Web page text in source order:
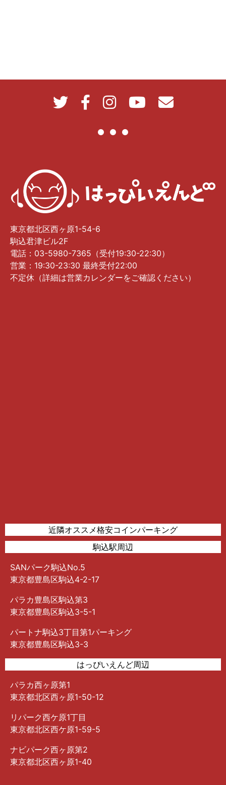
東京都北区西ヶ原1-54-6
駒込君津ビル2F
電話：03-5980-7365（受付19:30-22:30）
営業：19:30-23:30 最終受付22:00
不定休（詳細は営業カレンダーをご確認ください）
近隣オススメ格安コインパーキング
駒込駅周辺
SANパーク駒込No.5
東京都豊島区駒込4-2-17
パラカ豊島区駒込第3
東京都豊島区駒込3-5-1
パートナ駒込3丁目第1パーキング
東京都豊島区駒込3-3
はっぴいえんど周辺
パラカ西ヶ原第1
東京都北区西ヶ原1-50-12
リパーク西ケ原1丁目
東京都北区西ケ原1-59-5
ナビパーク西ヶ原第2
東京都北区西ヶ原1-40